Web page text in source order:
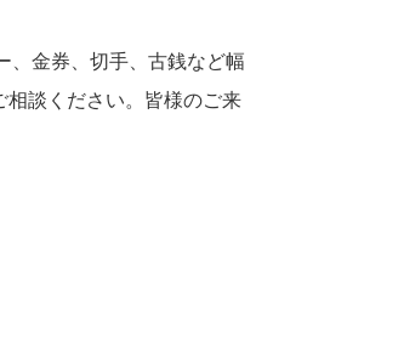
、金券、切手、古銭など幅
談ください。皆様のご来